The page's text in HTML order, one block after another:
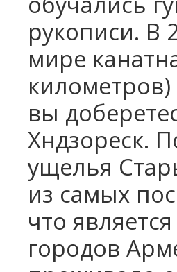
рукописи. В
мире
вы
Хндзореск.
ущелья
из самых
что
городов